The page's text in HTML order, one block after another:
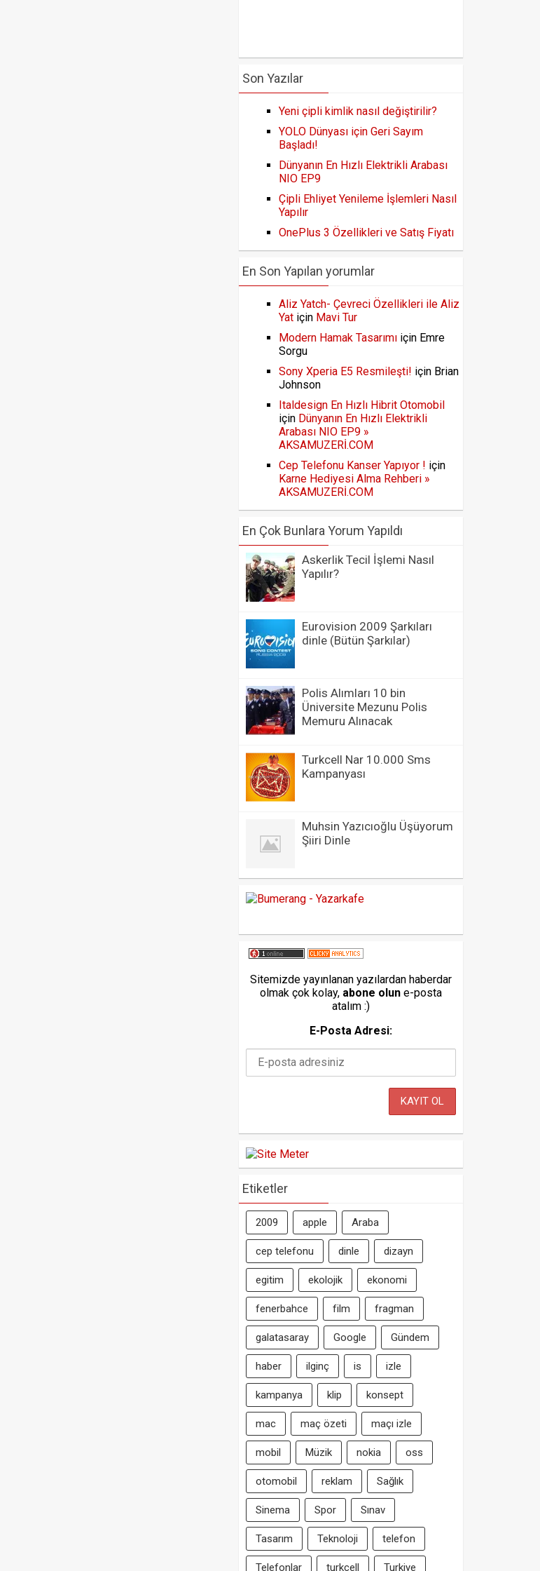
Son Yazılar
Yeni çipli kimlik nasıl değiştirilir?
YOLO Dünyası için Geri Sayım
Başladı!
Dünyanın En Hızlı Elektrikli Arabası
NIO EP9
Çipli Ehliyet Yenileme İşlemleri Nasıl
Yapılır
OnePlus 3 Özellikleri ve Satış Fiyatı
En Son Yapılan yorumlar
Aliz Yatch- Çevreci Özellikleri ile Aliz
Yat için Mavi Tur
Modern Hamak Tasarımı için Emre
Sorgu
Sony Xperia E5 Resmileşti! için Brian
Johnson
Italdesign En Hızlı Hibrit Otomobil
için Dünyanın En Hızlı Elektrikli
Arabası NIO EP9 »
AKSAMUZERİ.COM
Cep Telefonu Kanser Yapıyor ! için
Karne Hediyesi Alma Rehberi »
AKSAMUZERİ.COM
En Çok Bunlara Yorum Yapıldı
Askerlik Tecil İşlemi Nasıl
Yapılır?
Eurovision 2009 Şarkıları
dinle (Bütün Şarkılar)
Polis Alımları 10 bin
Üniversite Mezunu Polis
Memuru Alınacak
Turkcell Nar 10.000 Sms
Kampanyası
Muhsin Yazıcıoğlu Üşüyorum
Şiiri Dinle
Sitemizde yayınlanan yazılardan haberdar
olmak çok kolay, abone olun e-posta
atalım :)
E-Posta Adresi:
Etiketler
2009 apple Araba
cep telefonu dinle dizayn
egitim ekolojik ekonomi
fenerbahce film fragman
galatasaray Google Gündem
haber ilginç is izle
kampanya klip konsept
mac maç özeti maçı izle
mobil Müzik nokia oss
otomobil reklam Sağlık
Sinema Spor Sınav
Tasarım Teknoloji telefon
Telefonlar turkcell Turkiye